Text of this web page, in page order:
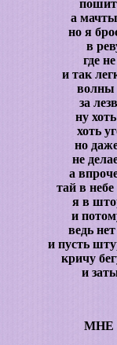
а
но я
в
где
и так
волны
за
ну
хоть
но
не
а
тай в
я в
и
ведь
и пусть
кричу
и
МНЕ